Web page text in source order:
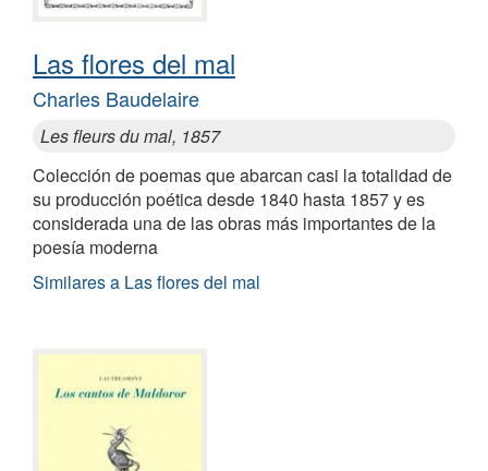
Las flores del mal
Charles Baudelaire
Les fleurs du mal, 1857
Colección de poemas que abarcan casi la totalidad de
su producción poética desde 1840 hasta 1857 y es
considerada una de las obras más importantes de la
poesía moderna
Similares a Las flores del mal